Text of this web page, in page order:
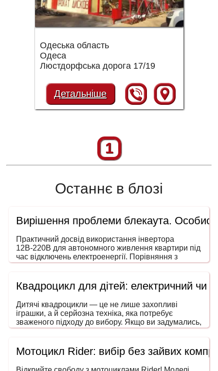
Одеська область
Одеса
Люстдорфська дорога 17/19
Детальніше
1
Останнє в блозі
Вирішення проблеми блекаута.
Практичний досвід використання інвертора
12В-220В для автономного живлення квартири під
час відключень електроенергії. Порівняння з
генераторами, ДБЖ і power station. На що звертати
Квадроцикл для дітей: електричний чи
Дитячі квадроцикли — це не лише захопливі
іграшки, а й серйозна техніка, яка потребує
зваженого підходу до вибору. Якщо ви задумались,
як обрати квадроцикл для дитини, то ця інструкція
та в межах вашого бюджету. Адже йдеться не
просто про розвагу — мова про безпечний
транспорт, що розвиває координацію, увагу та
Мотоцикл Rider: вибір без зайвих